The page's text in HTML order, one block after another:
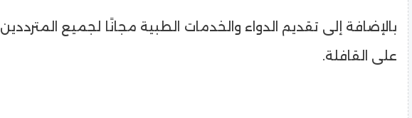
بالإضافة إلى تقديم الدواء والخدمات الطبية مجانًا لجميع المترددين
على القافلة.